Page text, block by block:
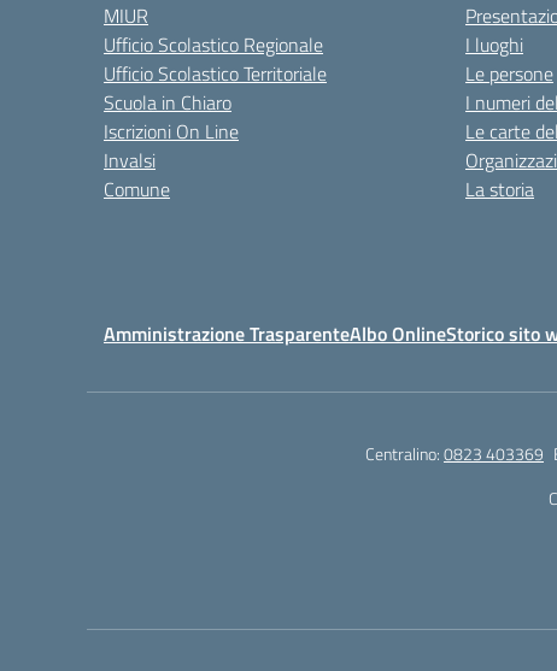
MIUR
Ufficio Scolastico Regionale
Ufficio Scolastico Territoriale
Scuola in Chiaro
Iscrizioni On Line
Invalsi
Comune
I luoghi
Le persone
I numeri
Le carte
La storia
Amministrazione TrasparenteAlbo OnlineStorico sito
Centralino:0823 403369